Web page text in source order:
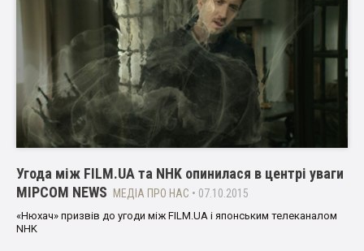
Угода між FILM.UA та NHK опинилася в центрі уваги
MIPCOM NEWS
МЕДІА ПРО НАС • 07.10.2015
«Нюхач» призвів до угоди між FILM.UA і японським телеканалом
NHK